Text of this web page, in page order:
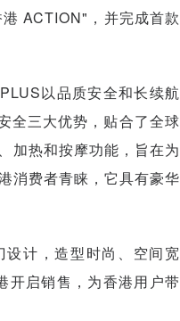
ACTION"，并完成首款
以品质安全和长续航
全三大优势，贴合了全球
加热和按摩功能，旨在为
消费者青睐，它具有豪华
计，造型时尚、空间宽
开启销售，为香港用户带